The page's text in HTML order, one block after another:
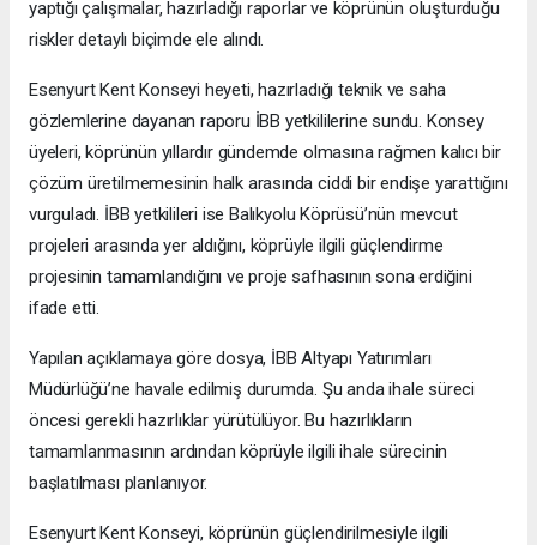
yaptığı çalışmalar, hazırladığı raporlar ve köprünün oluşturduğu
riskler detaylı biçimde ele alındı.
Esenyurt Kent Konseyi heyeti, hazırladığı teknik ve saha
gözlemlerine dayanan raporu İBB yetkililerine sundu. Konsey
üyeleri, köprünün yıllardır gündemde olmasına rağmen kalıcı bir
çözüm üretilmemesinin halk arasında ciddi bir endişe yarattığını
vurguladı. İBB yetkilileri ise Balıkyolu Köprüsü’nün mevcut
projeleri arasında yer aldığını, köprüyle ilgili güçlendirme
projesinin tamamlandığını ve proje safhasının sona erdiğini
ifade etti.
Yapılan açıklamaya göre dosya, İBB Altyapı Yatırımları
Müdürlüğü’ne havale edilmiş durumda. Şu anda ihale süreci
öncesi gerekli hazırlıklar yürütülüyor. Bu hazırlıkların
tamamlanmasının ardından köprüyle ilgili ihale sürecinin
başlatılması planlanıyor.
Esenyurt Kent Konseyi, köprünün güçlendirilmesiyle ilgili